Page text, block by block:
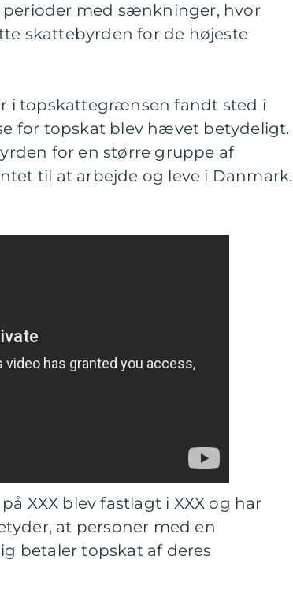
med sænkninger, hvor
skattebyrden for de højeste
i topskattegrænsen fandt sted i
for topskat blev hævet betydeligt.
for en større gruppe af
til at arbejde og leve i Danmark.
XXX blev fastlagt i XXX og har
at personer med en
betaler topskat af deres